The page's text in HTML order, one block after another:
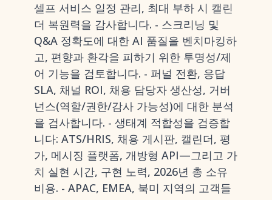
셀프 서비스 일정 관리, 최대 부하 시 캘린
더 복원력을 감사합니다. - 스크리닝 및
Q&A 정확도에 대한 AI 품질을 벤치마킹하
고, 편향과 환각을 피하기 위한 투명성/제
어 기능을 검토합니다. - 퍼널 전환, 응답
SLA, 채널 ROI, 채용 담당자 생산성, 거버
넌스(역할/권한/감사 가능성)에 대한 분석
을 검사합니다. - 생태계 적합성을 검증합
니다: ATS/HRIS, 채용 게시판, 캘린더, 평
가, 메시징 플랫폼, 개방형 API—그리고 가
치 실현 시간, 구현 노력, 2026년 총 소유
비용. - APAC, EMEA, 북미 지역의 고객들